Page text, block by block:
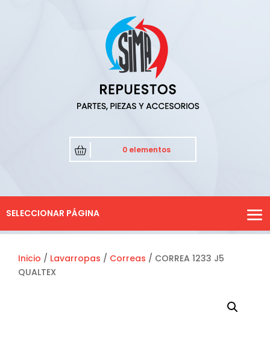
0 elementos
SELECCIONAR PÁGINA
Inicio / Lavarropas / Correas / CORREA 1233 J5
QUALTEX